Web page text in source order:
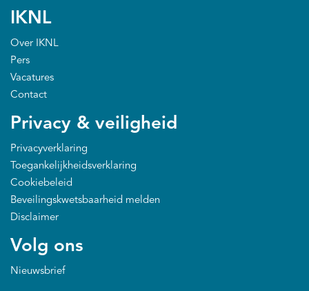
IKNL
Over IKNL
Pers
Vacatures
Contact
Privacy & veiligheid
Privacyverklaring
Toegankelijkheidsverklaring
Cookiebeleid
Beveilingskwetsbaarheid melden
Disclaimer
Volg ons
Nieuwsbrief